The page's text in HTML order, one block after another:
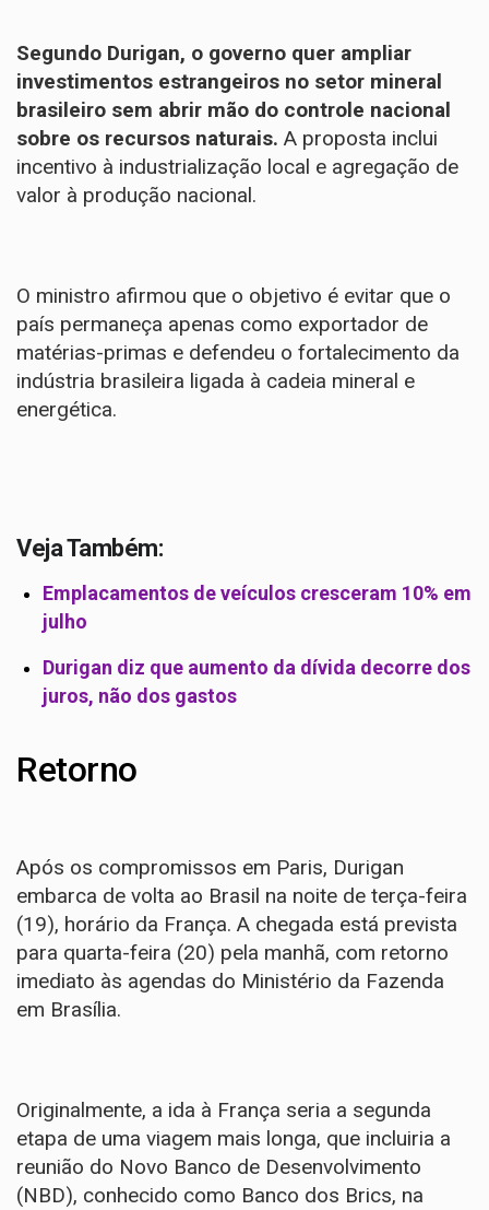
Segundo Durigan, o governo quer ampliar
investimentos estrangeiros no setor mineral
brasileiro sem abrir mão do controle nacional
sobre os recursos naturais. A proposta inclui
incentivo à industrialização local e agregação de
valor à produção nacional.
O ministro afirmou que o objetivo é evitar que o
país permaneça apenas como exportador de
matérias-primas e defendeu o fortalecimento da
indústria brasileira ligada à cadeia mineral e
energética.
Veja Também:
Emplacamentos de veículos cresceram 10% em
julho
Durigan diz que aumento da dívida decorre dos
juros, não dos gastos
Retorno
Após os compromissos em Paris, Durigan
embarca de volta ao Brasil na noite de terça-feira
(19), horário da França. A chegada está prevista
para quarta-feira (20) pela manhã, com retorno
imediato às agendas do Ministério da Fazenda
em Brasília.
Originalmente, a ida à França seria a segunda
etapa de uma viagem mais longa, que incluiria a
reunião do Novo Banco de Desenvolvimento
(NBD), conhecido como Banco dos Brics, na